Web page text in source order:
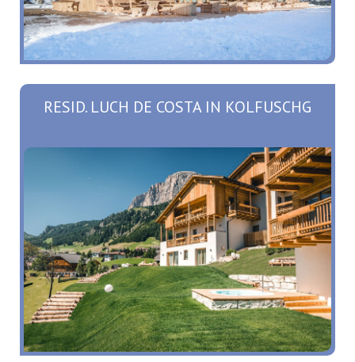
RESID. LUCH DE COSTA IN KOLFUSCHG